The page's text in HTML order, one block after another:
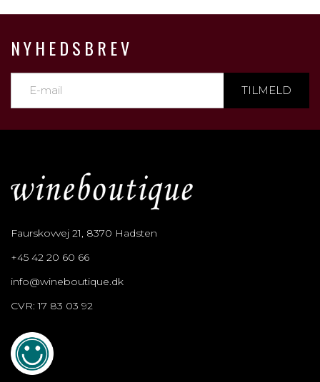
NYHEDSBREV
TILMELD
Faurskovvej 21, 8370 Hadsten
+45 42 20 60 66
info@wineboutique.dk
CVR: 17 83 03 92